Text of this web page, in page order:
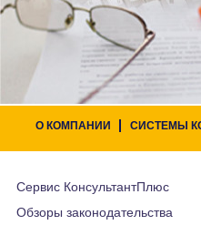
О КОМПАНИИ СИСТЕМЫ
Сервис КонсультантПлюс
Обзоры законодательства